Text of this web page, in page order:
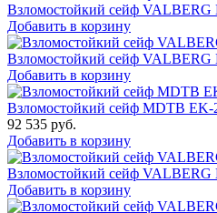
Взломостойкий сейф
Добавить в корзину
Взломостойкий сейф
Добавить в корзину
Взломостойкий сейф MDTB EK-
92 535 руб.
Добавить в корзину
Взломостойкий сейф VALBERG
Добавить в корзину